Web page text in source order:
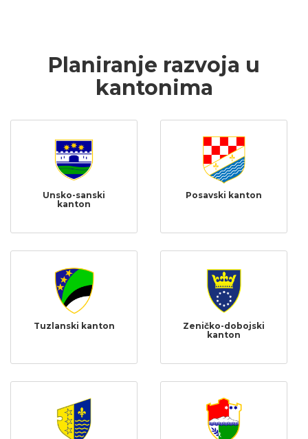
Planiranje razvoja u
kantonima
Unsko-sanski
kanton
Posavski kanton
Tuzlanski kanton
Zeničko-dobojski
kanton